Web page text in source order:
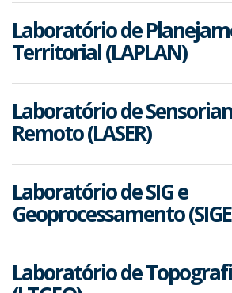
Laboratório de
Territorial (LAPLAN)
Laboratório de
Remoto (LASER)
Laboratório de SIG e
Geoprocessamento
Laboratório de